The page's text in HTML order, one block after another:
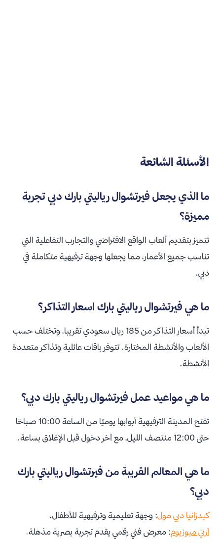
الأسئلة الشائعة
ما الذي يجعل فيرتشوال رياليتي بارك دبي تجربة
مميزة؟
تتميز بتقديم ألعاب الواقع الافتراضي والتجارب التفاعلية التي
تناسب جميع الأعمار، مما يجعلها وجهة ترفيهية متكاملة في
دبي.
ما هي فيرتشوال رياليتي بارك اسعار التذاكر؟
تبدأ أسعار التذاكر من 185 ريال سعودي تقريبا، وتختلف حسب
الألعاب والأنشطة المختارة. تتوفر باقات عائلية وتذاكر متعددة
الأنشطة.
ما هي مواعيد عمل فيرتشوال رياليتي بارك دبي؟
تفتح المدينة الترفيهية أبوابها يوميًا من الساعة 10:00 صباحًا
حتى 12:00 منتصف الليل، مع آخر دخول قبل الإغلاق بساعة.
ما هي المعالم القريبة من فيرتشوال رياليتي بارك
دبي؟
كيدزانيا دبي مول: وجهة تعليمية وترفيهية للأطفال.
آرتي ميوزيوم: معرض فني رقمي يقدم تجربة بصرية مذهلة.